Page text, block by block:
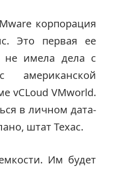
корпорация
Это первая ее
имела дела с
американской
vCLoud VMworld.
в личном дата-
штат Техас.
Им будет